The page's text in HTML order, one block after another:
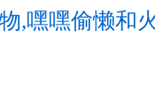
,嘿嘿偷懒和